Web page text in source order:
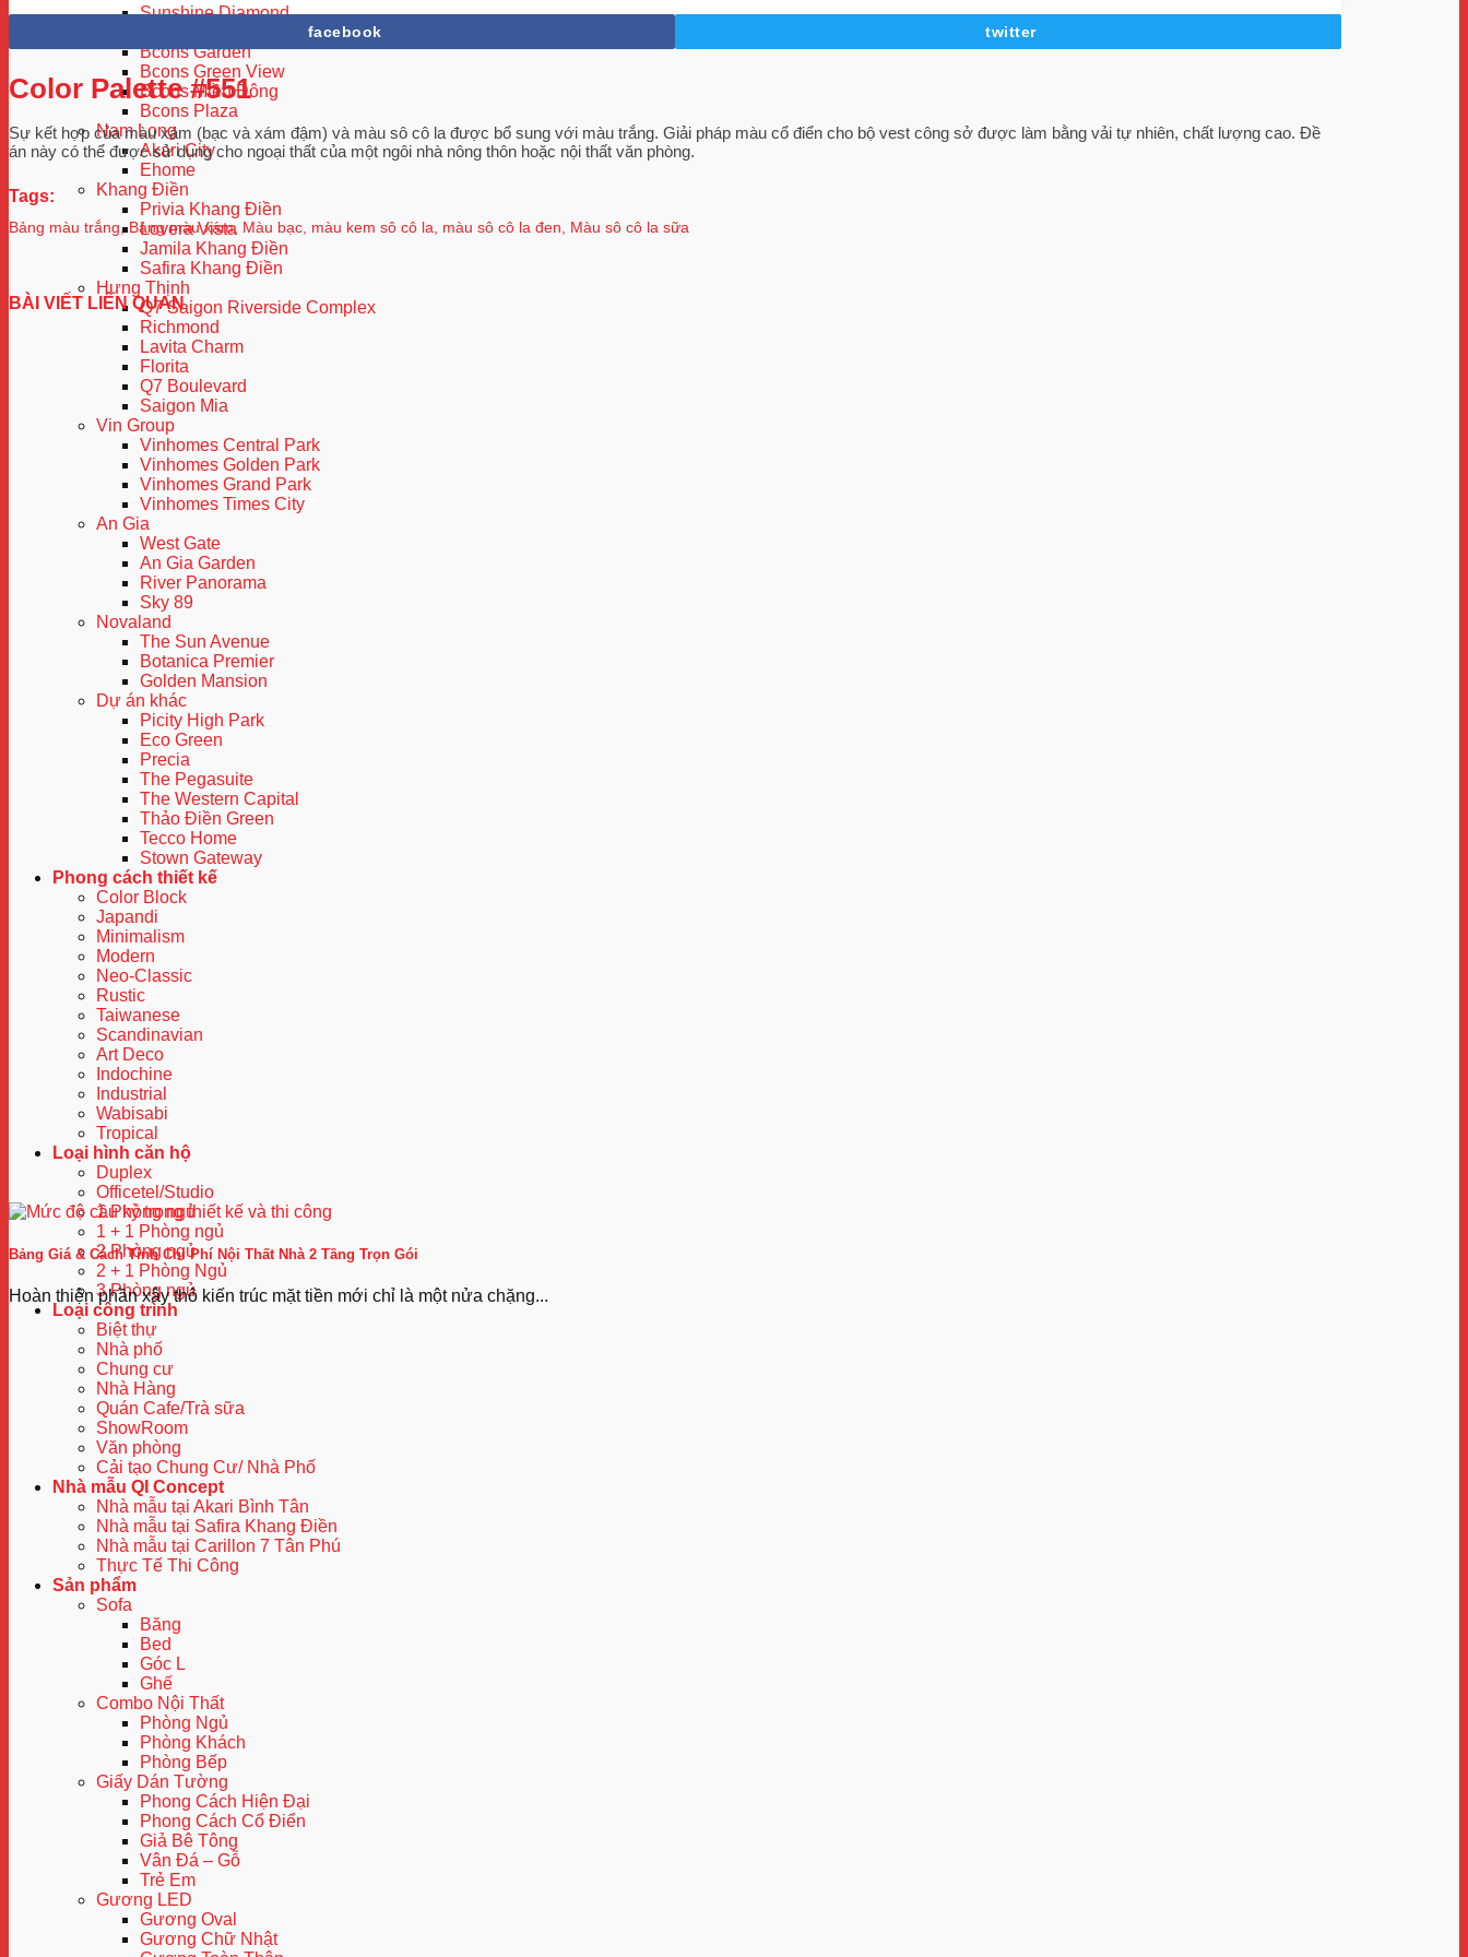
Sunshine Diamond
Bcons Garden
Bcons Green View
Bcons Miền Đông
Bcons Plaza
Nam Long
Akari City
Ehome
Khang Điền
Privia Khang Điền
Lovera Vista
Jamila Khang Điền
Safira Khang Điền
Hưng Thịnh
Q7 Saigon Riverside Complex
Richmond
Lavita Charm
Florita
Q7 Boulevard
Saigon Mia
Vin Group
Vinhomes Central Park
Vinhomes Golden Park
Vinhomes Grand Park
Vinhomes Times City
An Gia
West Gate
An Gia Garden
River Panorama
Sky 89
Novaland
The Sun Avenue
Botanica Premier
Golden Mansion
Dự án khác
Picity High Park
Eco Green
Precia
The Pegasuite
The Western Capital
Thảo Điền Green
Tecco Home
Stown Gateway
Phong cách thiết kế
Color Block
Japandi
Minimalism
Modern
Neo-Classic
Rustic
Taiwanese
Scandinavian
Art Deco
Indochine
Industrial
Wabisabi
Tropical
Loại hình căn hộ
Duplex
Officetel/Studio
1 Phòng ngủ
1 + 1 Phòng ngủ
2 Phòng ngủ
2 + 1 Phòng Ngủ
3 Phòng ngủ
Loại công trình
Biệt thự
Nhà phố
Chung cư
Nhà Hàng
Quán Cafe/Trà sữa
ShowRoom
Văn phòng
Cải tạo Chung Cư/ Nhà Phố
Nhà mẫu QI Concept
Nhà mẫu tại Akari Bình Tân
Nhà mẫu tại Safira Khang Điền
Nhà mẫu tại Carillon 7 Tân Phú
Thực Tế Thi Công
Sản phẩm
Sofa
Băng
Bed
Góc L
Ghế
Combo Nội Thất
Phòng Ngủ
Phòng Khách
Phòng Bếp
Giấy Dán Tường
Phong Cách Hiện Đại
Phong Cách Cổ Điển
Giả Bê Tông
Vân Đá – Gỗ
Trẻ Em
Gương LED
Gương Oval
Gương Chữ Nhật
facebook twitter
Color Palette #551
Sự kết hợp của màu xám (bạc và xám đậm) và màu sô cô la được bổ sung với màu trắng. Giải pháp màu cổ điển cho bộ vest công sở được làm bằng vải tự nhiên, chất lượng cao. Đề
án này có thể được sử dụng cho ngoại thất của một ngôi nhà nông thôn hoặc nội thất văn phòng.
Tags:
Bảng màu trắng,Bảng màu xám, Màu bạc màu kem sô cô la màu sô cô la đen Màu sô cô la sữa
BÀI VIẾT LIÊN QUAN
Bảng Giá & Cách Tính Chi Phí Nội Thất Nhà 2 Tầng Trọn Gói
Hoàn thiện phần xây thô kiến trúc mặt tiền mới chỉ là một nửa chặng...